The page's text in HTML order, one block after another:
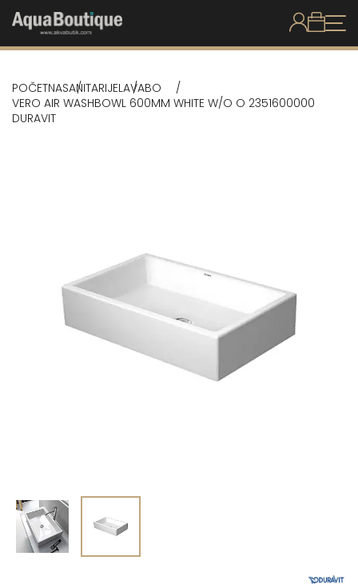
POČETNASANITARIJELAVABO
VERO AIR WASHBOWL 600MM WHITE W/O O 2351600000
DURAVIT